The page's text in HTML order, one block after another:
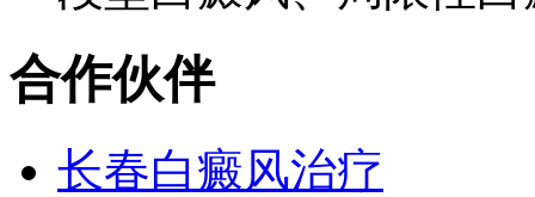
合作伙伴
长春白癜风治疗